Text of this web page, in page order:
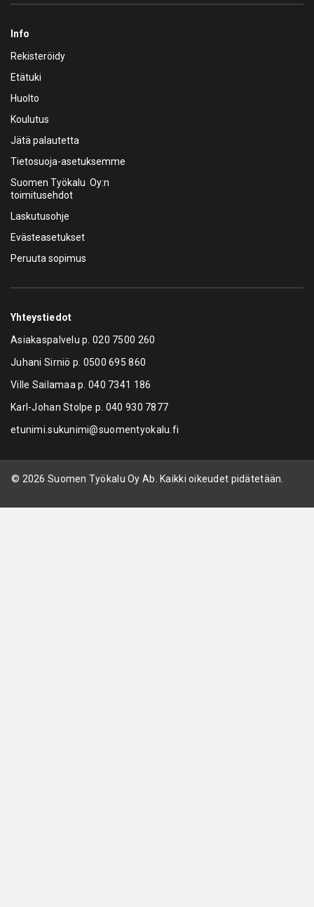
Info
Rekisteröidy
Etätuki
Huolto
Koulutus
Jätä palautetta
Tietosuoja-asetuksemme
Suomen Työkalu Oy:n
toimitusehdot
Laskutusohje
Evästeasetukset
Peruuta sopimus
Yhteystiedot
Asiakaspalvelu p.020 7500 260
Juhani Sirniö p. 0500 695 860
Ville Sailamaa p.040 7341 186
Karl-Johan Stolpe p. 040 930 7877
etunimi.sukunimi@suomentyokalu.fi
© 2026 Suomen Työkalu Oy Ab. Kaikki oikeudet pidätetään.